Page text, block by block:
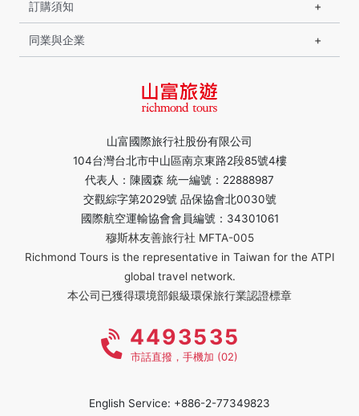
山富國際旅行社股份有限公司
104台灣台北市中山區南京東路2段85號4樓
代表人：陳國森 統一編號：22888987
交觀綜字第2029號 品保協會北0030號
國際航空運輸協會會員編號：34301061
穆斯林友善旅行社 MFTA-005
Richmond Tours is the representative in Taiwan for the ATPI
global travel network.
本公司已獲得環境部銀級環保旅行業認證標章
訂購須知
同業與企業
4493535
市話直撥，手機加 (02)
English Service: +886-2-77349823